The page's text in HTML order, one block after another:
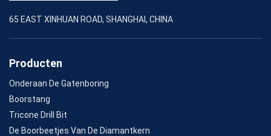
65 EAST XINHUAN ROAD, SHANGHAI, CHINA
Producten
Onderaan De Gatenboring
Boorstang
Tricone Drill Bit
De Boorbeetjes Van De Diamantkern